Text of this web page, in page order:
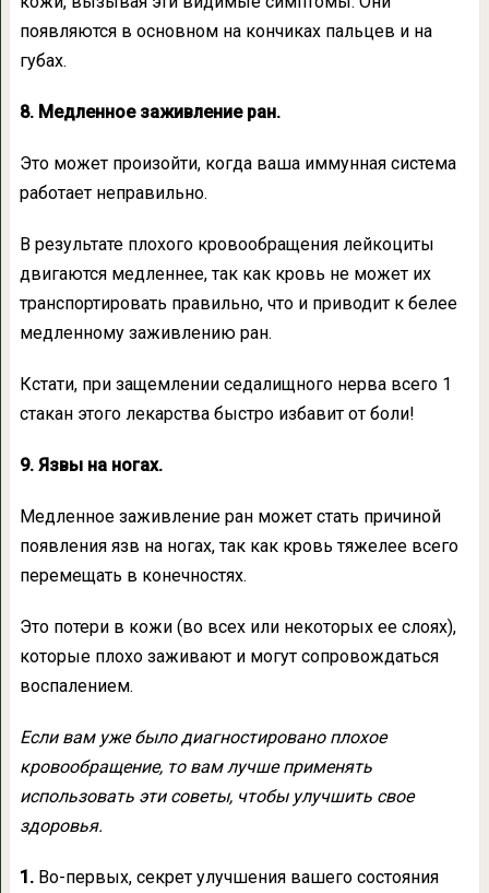
появляются в основном на кончиках пальцев и на
губах.
8. Медленное заживление ран.
Это может произойти, когда ваша иммунная система
работает неправильно.
В результате плохого кровообращения лейкоциты
двигаются медленнее, так как кровь не может их
транспортировать правильно, что и приводит к белее
медленному заживлению ран.
Кстати, при защемлении седалищного нерва всего 1
стакан этого лекарства быстро избавит от боли!
9. Язвы на ногах.
Медленное заживление ран может стать причиной
появления язв на ногах, так как кровь тяжелее всего
перемещать в конечностях.
Это потери в кожи (во всех или некоторых ее слоях),
которые плохо заживают и могут сопровождаться
воспалением.
Если вам уже было диагностировано плохое
кровообращение, то вам лучше применять
использовать эти советы, чтобы улучшить свое
здоровья.
1. Во-первых, секрет улучшения вашего состояния